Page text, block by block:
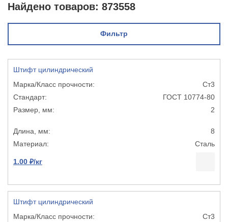
Найдено товаров: 873558
Фильтр
Штифт цилиндрический
Ст3
ГОСТ 10774-80
2
8
Сталь
1.00 ₽/кг
Штифт цилиндрический
Ст3